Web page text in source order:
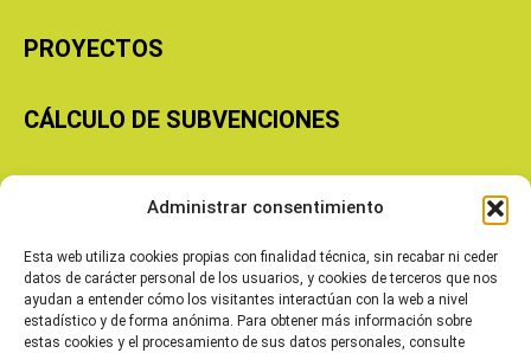
Administrar consentimiento
Esta web utiliza cookies propias con finalidad técnica, sin recabar ni ceder
datos de carácter personal de los usuarios, y cookies de terceros que nos
ayudan a entender cómo los visitantes interactúan con la web a nivel
estadístico y de forma anónima. Para obtener más información sobre
estas cookies y el procesamiento de sus datos personales, consulte
PROYECTOS
CÁLCULO DE SUBVENCIONES